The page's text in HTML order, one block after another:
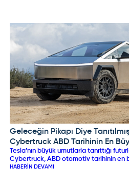
ehliyeti iptal edilip yeniden belge
yıllık aday sürücülük süresi kanunlaştı.
aşılması, 0,20 promil üzeri alkol
ihlallerinin tekrarı durumunda ehliyet
edilecek.
TESLA
Geleceğin Pikapı Diye
Cybertruck ABD Tarihinin En
Fiyaskolarından Biri Oldu!
Tesla’nın büyük umutlarla tanıttığı
Cybertruck, ABD otomotiv tarihinin en
başarısızlıklarından biri olarak
HABERIN DEVAMI